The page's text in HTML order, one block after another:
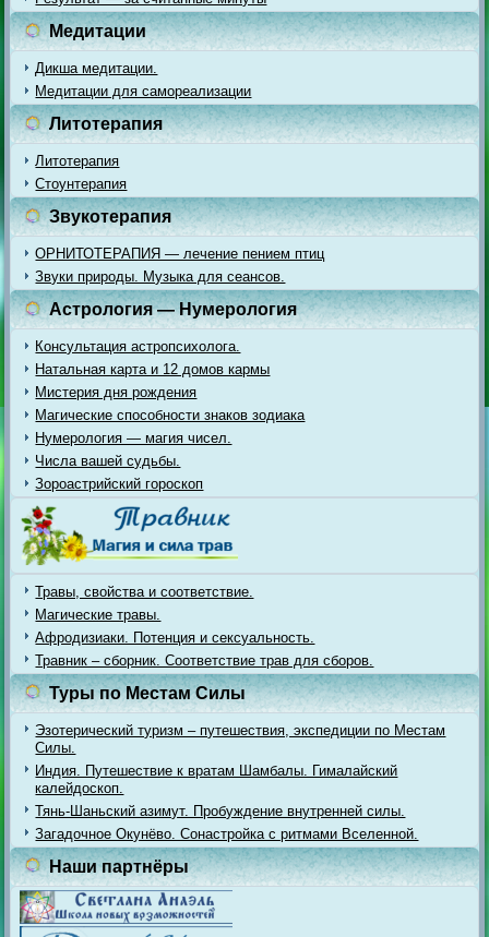
Медитации
Дикша медитации.
Медитации для самореализации
Литотерапия
Литотерапия
Стоунтерапия
Звукотерапия
ОРНИТОТЕРАПИЯ — лечение пением птиц
Звуки природы. Музыка для сеансов.
Астрология — Нумерология
Консультация астропсихолога.
Натальная карта и 12 домов кармы
Мистерия дня рождения
Магические способности знаков зодиака
Нумерология — магия чисел.
Числа вашей судьбы.
Зороастрийский гороскоп
Травы, свойства и соответствие.
Магические травы.
Афродизиаки. Потенция и сексуальность.
Травник – сборник. Соответствие трав для сборов.
Туры по Местам Силы
Эзотерический туризм – путешествия, экспедиции по Местам
Силы.
Индия. Путешествие к вратам Шамбалы. Гималайский
калейдоскоп.
Тянь-Шаньский азимут. Пробуждение внутренней силы.
Загадочное Окунёво. Сонастройка с ритмами Вселенной.
Наши партнёры